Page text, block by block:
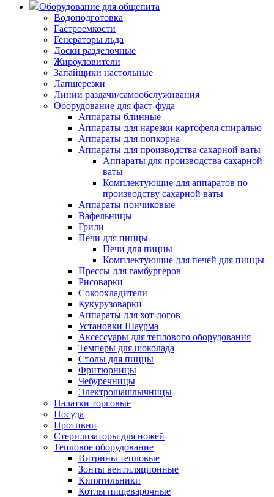
Оборудование для общепита
Водоподготовка
Гастроемкости
Генераторы льда
Доски разделочные
Жироуловители
Запайщики настольные
Лапшерезки
Линии раздачи/самообслуживания
Оборудование для фаст-фуда
Аппараты блинные
Аппараты для нарезки картофеля спиралью
Аппараты для попкорна
Аппараты для производства сахарной ваты
Аппараты для производства сахарной
ваты
Комплектующие для аппаратов по
производству сахарной ваты
Аппараты пончиковые
Вафельницы
Грили
Печи для пиццы
Печи для пиццы
Комплектующие для печей для пиццы
Прессы для гамбургеров
Рисоварки
Сокоохладители
Кукурузоварки
Аппараты для хот-догов
Установки Шаурма
Аксессуары для теплового оборудования
Темперы для шоколада
Столы для пиццы
Фритюрницы
Чебуречницы
Электрошашлычницы
Палатки торговые
Посуда
Противни
Стерилизаторы для ножей
Тепловое оборудование
Витрины тепловые
Зонты вентиляционные
Кипятильники
Котлы пищеварочные